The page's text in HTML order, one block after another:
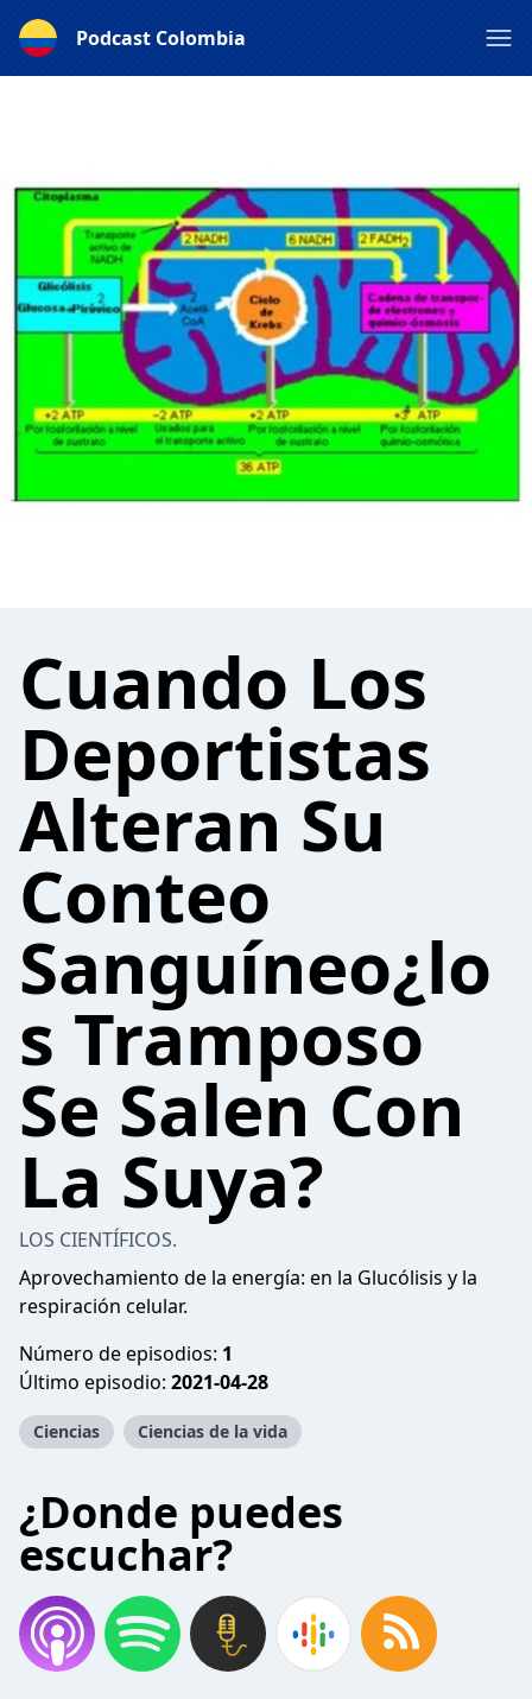
Podcast Colombia
Cuando Los
Deportistas
Alteran Su
Conteo
Sanguíneo¿lo
s Tramposo
Se Salen Con
La Suya?
LOS CIENTÍFICOS.
Aprovechamiento de la energía: en la Glucólisis y la
respiración celular.
Número de episodios: 1
Último episodio: 2021-04-28
Ciencias Ciencias de la vida
¿Donde puedes
escuchar?